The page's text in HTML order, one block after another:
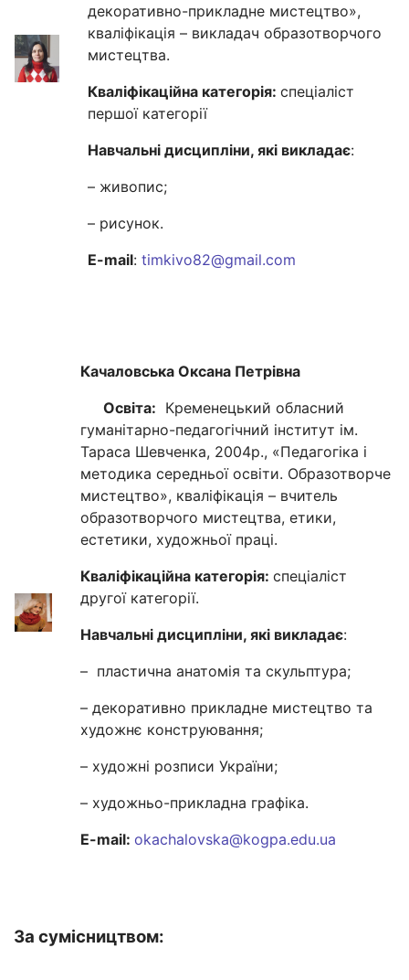
декоративно-прикладне мистецтво»,
кваліфікація – викладач образотворчого
мистецтва.
Кваліфікаційна категорія: спеціаліст
першої категорії
Навчальні дисципліни, які викладає:
– живопис;
– рисунок.
E-mail: timkivo82@gmail.com
Качаловська Оксана Петрівна
Освіта: Кременецький обласний
гуманітарно-педагогічний інститут ім.
Тараса Шевченка, 2004р., «Педагогіка і
методика середньої освіти. Образотворче
мистецтво», кваліфікація – вчитель
образотворчого мистецтва, етики,
естетики, художньої праці.
Кваліфікаційна категорія: спеціаліст
другої категорії.
Навчальні дисципліни, які викладає:
– пластична анатомія та скульптура;
– декоративно прикладне мистецтво та
художнє конструювання;
– художні розписи України;
– художньо-прикладна графіка.
E-mail: okachalovska@kogpa.edu.ua
За сумісництвом: